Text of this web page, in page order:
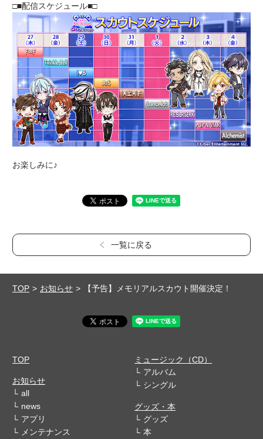
□■配信スケジュール■□
お楽しみに♪
一覧に戻る
TOP お知らせ 【予告】メモリアルスカウト開催決定！
TOP
お知らせ
all
news
アプリ
メンテナンス
ミュージック（CD）
アルバム
シングル
グッズ・本
グッズ
本